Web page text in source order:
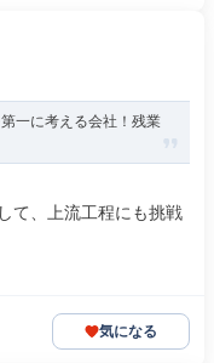
一に考える会社！残業
て、上流工程にも挑戦
気になる